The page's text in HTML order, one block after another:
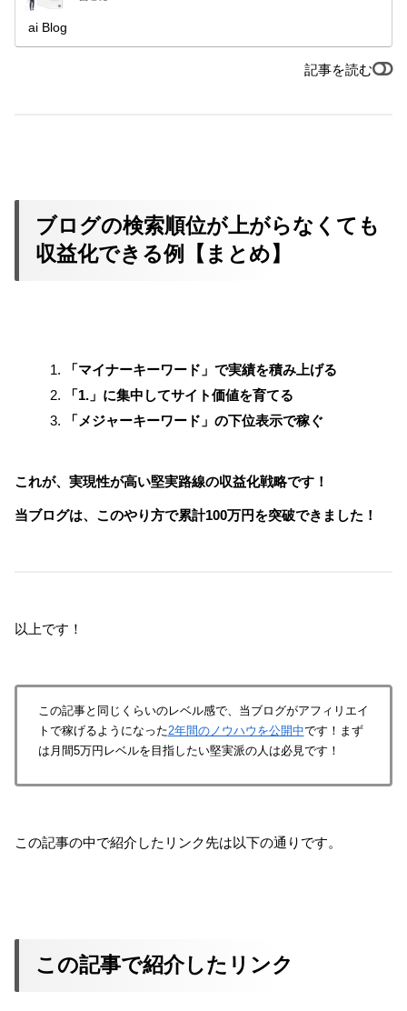
ai Blog
記事を読む
ブログの検索順位が上がらなくても
収益化できる例【まとめ】
「マイナーキーワード」で実績を積み上げる
「1.」に集中してサイト価値を育てる
「メジャーキーワード」の下位表示で稼ぐ
これが、実現性が高い堅実路線の収益化戦略です！
当ブログは、このやり方で累計100万円を突破できました！
以上です！
この記事と同じくらいのレベル感で、当ブログがアフィリエイ
トで稼げるようになった2年間のノウハウを公開中です！まず
は月間5万円レベルを目指したい堅実派の人は必見です！
この記事の中で紹介したリンク先は以下の通りです。
この記事で紹介したリンク